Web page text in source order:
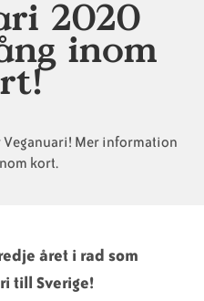
Vanliga
frågor
2020
inom
Veganuari! Mer information
kort.
året i rad som
till Sverige!